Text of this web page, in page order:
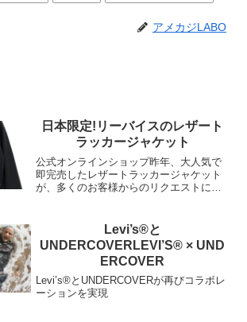
アメカジLABO
日本限定!リーバイスのレザート
ラッカージャケット
公式オンラインショップ昨年、大人気で
即完売したレザートラッカージャケット
が、多くのお客様からのリクエストに応
デザインを基盤に、現代風のボックスシ
ルエットにアップ...
Levi’s®と
UNDERCOVERLEVI’S® × UND
ERCOVER
Levi’s®とUNDERCOVERが再びコラボレ
ーションを実現